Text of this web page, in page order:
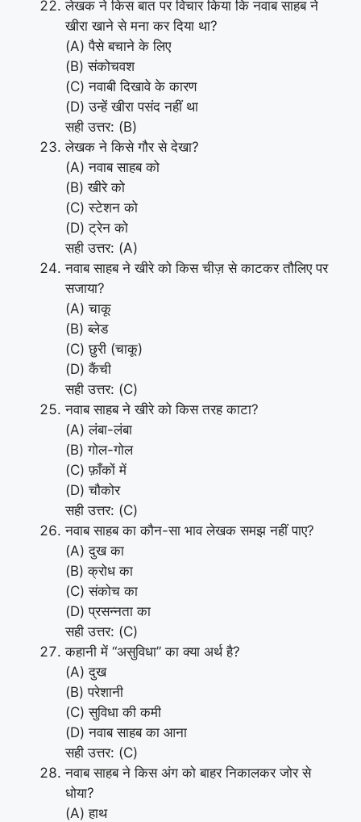
लेखक ने किस बात पर विचार किया कि नवाब साहब ने
खीरा खाने से मना कर दिया था?
(A) पैसे बचाने के लिए
(B) संकोचवश
(C) नवाबी दिखावे के कारण
(D) उन्हें खीरा पसंद नहीं था
सही उत्तर: (B)
लेखक ने किसे गौर से देखा?
(A) नवाब साहब को
(B) खीरे को
(C) स्टेशन को
(D) ट्रेन को
सही उत्तर: (A)
नवाब साहब ने खीरे को किस चीज़ से काटकर तौलिए पर
सजाया?
(A) चाकू
(B) ब्लेड
(C) छुरी (चाकू)
(D) कैंची
सही उत्तर: (C)
नवाब साहब ने खीरे को किस तरह काटा?
(A) लंबा-लंबा
(B) गोल-गोल
(C) फ़ाँकों में
(D) चौकोर
सही उत्तर: (C)
नवाब साहब का कौन-सा भाव लेखक समझ नहीं पाए?
(A) दुख का
(B) क्रोध का
(C) संकोच का
(D) प्रसन्नता का
सही उत्तर: (C)
कहानी में “असुविधा” का क्या अर्थ है?
(A) दुख
(B) परेशानी
(C) सुविधा की कमी
(D) नवाब साहब का आना
सही उत्तर: (C)
नवाब साहब ने किस अंग को बाहर निकालकर जोर से
धोया?
(A) हाथ